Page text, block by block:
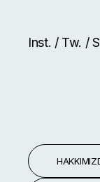
Inst. / Tw. /